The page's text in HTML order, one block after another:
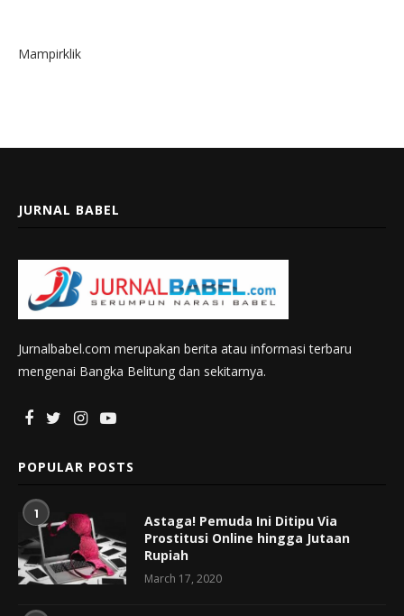
Mampirklik
JURNAL BABEL
Jurnalbabel.com merupakan berita atau informasi terbaru
mengenai Bangka Belitung dan sekitarnya.
POPULAR POSTS
1
Astaga! Pemuda Ini Ditipu Via
Prostitusi Online hingga Jutaan
Rupiah
March 17, 2020